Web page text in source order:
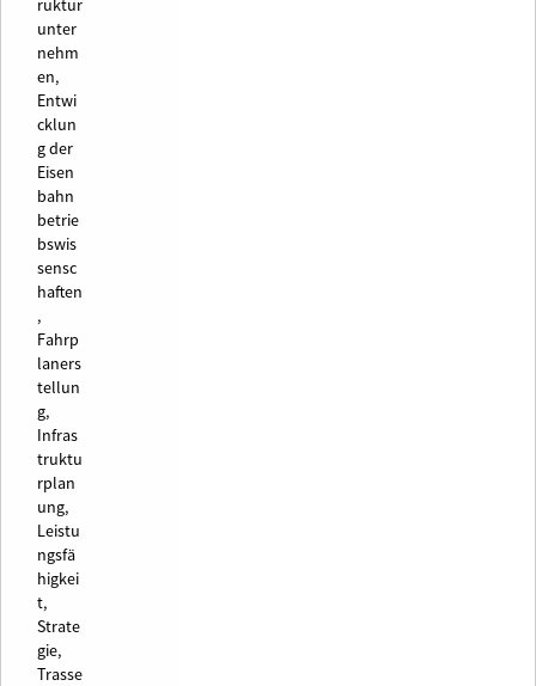
ruktur
unter
nehm
en,
Entwi
cklun
g der
Eisen
bahn
betrie
bswis
sensc
haften
,
Fahrp
laners
tellun
g,
Infras
truktu
rplan
ung,
Leistu
ngsfä
higkei
t,
Strate
gie,
Trasse